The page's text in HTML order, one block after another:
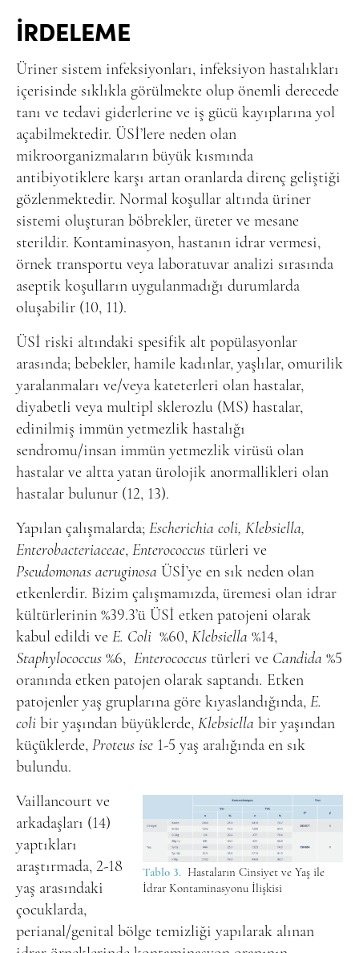
İRDELEME
Üriner sistem infeksiyonları, infeksiyon hastalıkları
içerisinde sıklıkla görülmekte olup önemli derecede
tanı ve tedavi giderlerine ve iş gücü kayıplarına yol
açabilmektedir. ÜSİ’lere neden olan
mikroorganizmaların büyük kısmında
antibiyotiklere karşı artan oranlarda direnç geliştiği
gözlenmektedir. Normal koşullar altında üriner
sistemi oluşturan böbrekler, üreter ve mesane
sterildir. Kontaminasyon, hastanın idrar vermesi,
örnek transportu veya laboratuvar analizi sırasında
aseptik koşulların uygulanmadığı durumlarda
oluşabilir (10, 11).
ÜSİ riski altındaki spesifik alt popülasyonlar
arasında; bebekler, hamile kadınlar, yaşlılar, omurilik
yaralanmaları ve/veya kateterleri olan hastalar,
diyabetli veya multipl sklerozlu (MS) hastalar,
edinilmiş immün yetmezlik hastalığı
sendromu/insan immün yetmezlik virüsü olan
hastalar ve altta yatan ürolojik anormallikleri olan
hastalar bulunur (12, 13).
Yapılan çalışmalarda; Escherichia coli, Klebsiella,
Enterobacteriaceae, Enterococcus türleri ve
Pseudomonas aeruginosa ÜSİ’ye en sık neden olan
etkenlerdir. Bizim çalışmamızda, üremesi olan idrar
kültürlerinin %39.3’ü ÜSİ etken patojeni olarak
kabul edildi ve E. Coli %60, Klebsiella %14,
Staphylococcus %6, Enterococcus türleri ve Candida %5
oranında etken patojen olarak saptandı. Etken
patojenler yaş gruplarına göre kıyaslandığında, E.
coli bir yaşından büyüklerde, Klebsiella bir yaşından
küçüklerde, Proteus ise 1-5 yaş aralığında en sık
bulundu.
Tablo 3. Hastaların Cinsiyet ve Yaş ile
İdrar Kontaminasyonu İlişkisi
Vaillancourt ve
arkadaşları (14)
yaptıkları
araştırmada, 2-18
yaş arasındaki
çocuklarda,
perianal/genital bölge temizliği yapılarak alınan